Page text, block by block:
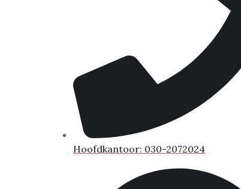
Hoofdkantoor: 030-2072024